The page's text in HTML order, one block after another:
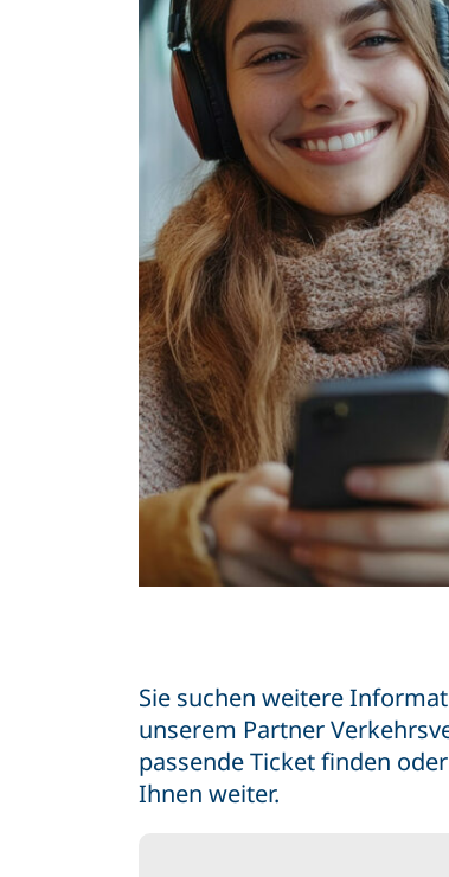
Sie suchen weitere
unserem Partner
passende Ticket finden
Ihnen weiter.